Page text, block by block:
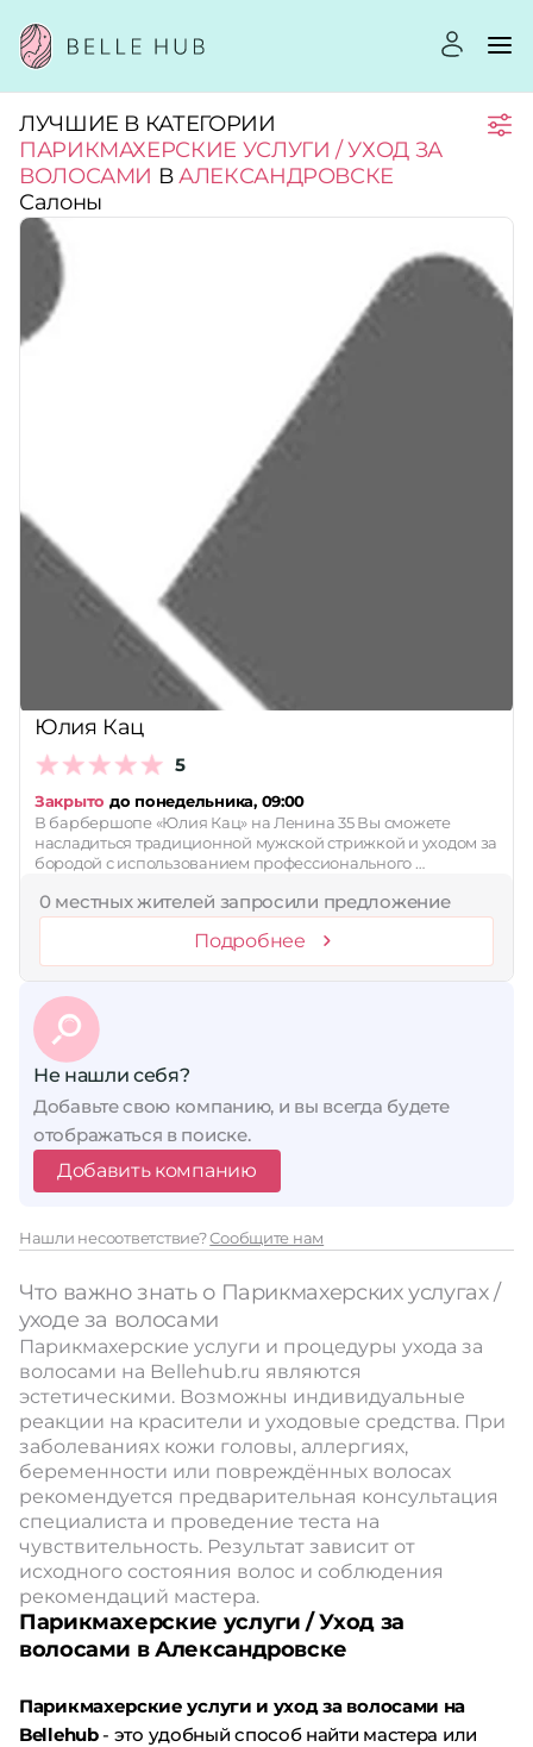
Город:
Категории:
Рейтинг:
Принимает сертификаты
Применить
ЛУЧШИЕ В КАТЕГОРИИ
ПАРИКМАХЕРСКИЕ УСЛУГИ / УХОД ЗА
ВОЛОСАМИ ВАЛЕКСАНДРОВСКЕ
Салоны
Юлия Кац
5
Закрыто до понедельника, 09:00
В барбершопе «Юлия Кац» на Ленина 35 Вы сможете
насладиться традиционной мужской стрижкой и уходом за
бородой с использованием профессионального …
0 местных жителей запросили предложение
Подробнее
Не нашли себя?
Добавьте свою компанию, и вы всегда будете
отображаться в поиске.
Добавить компанию
Нашли несоответствие?Сообщите нам
Что важно знать о Парикмахерских услугах /
уходе за волосами
Парикмахерские услуги и процедуры ухода за
волосами на Bellehub.ru являются
эстетическими. Возможны индивидуальные
реакции на красители и уходовые средства. При
заболеваниях кожи головы, аллергиях,
беременности или повреждённых волосах
рекомендуется предварительная консультация
специалиста и проведение теста на
чувствительность. Результат зависит от
исходного состояния волос и соблюдения
рекомендаций мастера.
Парикмахерские услуги / Уход за
волосами в Александровске
Парикмахерские услуги и уход за волосами на
Bellehub- это удобный способ найти мастера или